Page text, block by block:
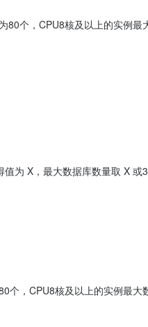
个，CPU8核及以上的实例最
为 X，最大数据库数量取 X
，CPU8核及以上的实例最大